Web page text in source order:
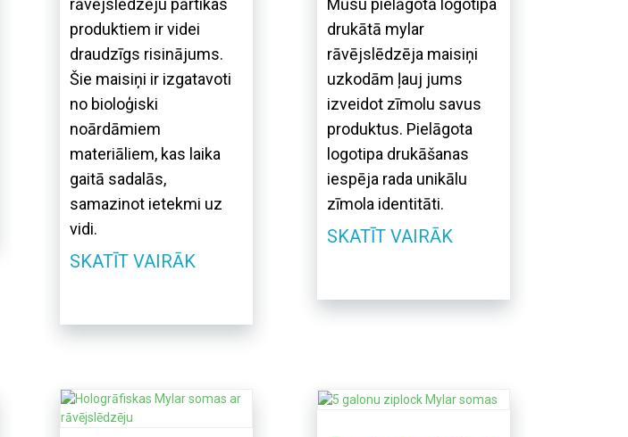
rāvējslēdzēju pārtikas
produktiem ir videi
draudzīgs risinājums.
Šie maisiņi ir izgatavoti
no bioloģiski
noārdāmiem
materiāliem, kas laika
gaitā sadalās,
samazinot ietekmi uz
vidi.
SKATĪT VAIRĀK
Mūsu pielāgotā logotipa
drukātā mylar
rāvējslēdzēja maisiņi
uzkodām ļauj jums
izveidot zīmolu savus
produktus. Pielāgota
logotipa drukāšanas
iespēja rada unikālu
zīmola identitāti.
SKATĪT VAIRĀK